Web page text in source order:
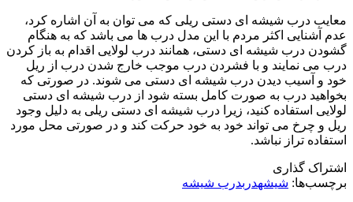
معایب درب شیشه ای دستی ریلی که می توان به آن اشاره کرد،
عدم آشنایی اکثر مردم با این مدل درب ها می باشد که به هنگام
گشودن درب شیشه ای دستی، همانند درب لولایی اقدام به باز کردن
درب می نمایند و با فشردن درب موجب خارج شدن درب از ریل
خود و آسیب دیدن درب شیشه ای دستی می شوند. در صورتی که
بخواهید درب به صورت کامل بسته شود از درب شیشه ای دستی
لولایی استفاده کنید، زیرا درب شیشه ای دستی ریلی به دلیل وجود
ریل و چرخ می تواند خود به خود حرکت کند و در صورتی محل مورد
استفاده تراز نباشد.
اشتراک گذاری
برچسب‌ها: شیشهدربدرب شیشه